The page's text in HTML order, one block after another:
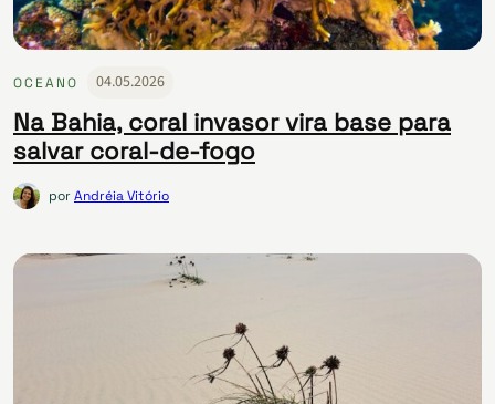
OCEANO 04.05.2026
Na Bahia, coral invasor vira base para
salvar coral-de-fogo
porAndréia Vitório